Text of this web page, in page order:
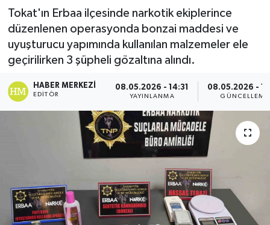
Tokat'ın Erbaa ilçesinde narkotik ekiplerince
düzenlenen operasyonda bonzai maddesi ve
uyuşturucu yapımında kullanılan malzemeler ele
geçirilirken 3 şüpheli gözaltına alındı.
HABER MERKEZI
EDITÖR
08.05.2026 - 14:31
YAYINLANMA
08.05.2026 -
GÜNCELLEME
Gündem
Magazin
Politika
Teknoloji
Tokat Haberleri
Süper Lig Puan Durumu ve Fikstür
Tüm Manşetler
Son Dakika Haberleri
Haber Arşivi